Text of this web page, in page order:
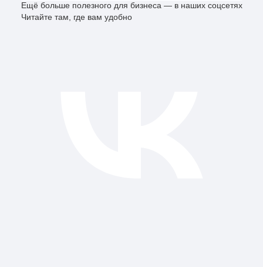
Ещё больше полезного для бизнеса — в наших соцсетях
Читайте там, где вам удобно